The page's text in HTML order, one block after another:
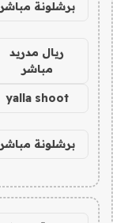
برشلونة مباشر
ريال مدريد
مباشر
yalla shoot
برشلونة مباشر